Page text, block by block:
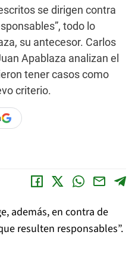
se dirigen contra
todo lo
su antecesor. Carlos
Apablaza analizan el
tener casos como
criterio.
además, en contra de
resulten responsables”.